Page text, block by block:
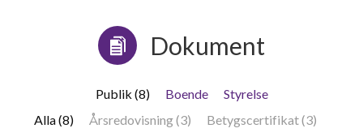
Dokument
Publik (8) Boende
Styrelse
Alla (8)
Årsredovisning (3)
Betygscertifikat (3)